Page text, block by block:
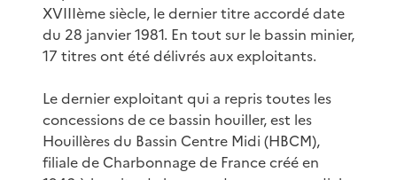
XVIIIème siècle, le dernier titre accordé date
du 28 janvier 1981. En tout sur le bassin minier,
17 titres ont été délivrés aux exploitants.
Le dernier exploitant qui a repris toutes les
concessions de ce bassin houiller, est les
Houillères du Bassin Centre Midi (HBCM),
filiale de Charbonnage de France créé en